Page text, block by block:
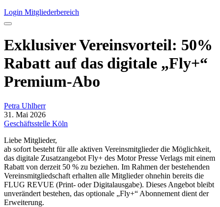
Login Mitgliederbereich
Exklusiver Vereinsvorteil: 50%
Rabatt auf das digitale „Fly+“
Premium-Abo
Petra Uhlherr
31. Mai 2026
Geschäftsstelle Köln
Liebe Mitglieder,
ab sofort besteht für alle aktiven Vereinsmitglieder die Möglichkeit,
das digitale Zusatzangebot Fly+ des Motor Presse Verlags mit einem
Rabatt von derzeit 50 % zu beziehen. Im Rahmen der bestehenden
Vereinsmitgliedschaft erhalten alle Mitglieder ohnehin bereits die
FLUG REVUE (Print- oder Digitalausgabe). Dieses Angebot bleibt
unverändert bestehen, das optionale „Fly+“ Abonnement dient der
Erweiterung.